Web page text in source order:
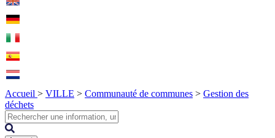
Accueil > VILLE > Communauté de communes > Gestion des
déchets